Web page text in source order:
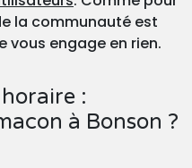
la communauté est
engage en rien.
:
à Bonson ?